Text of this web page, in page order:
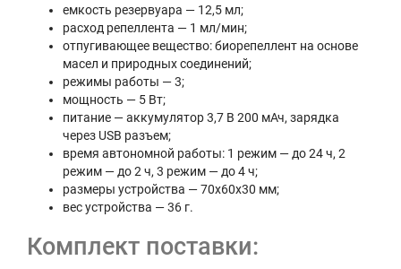
емкость резервуара — 12,5 мл;
расход репеллента — 1 мл/мин;
отпугивающее вещество: биорепеллент на основе
масел и природных соединений;
режимы работы — 3;
мощность — 5 Вт;
питание — аккумулятор 3,7 В 200 мАч, зарядка
через USB разъем;
время автономной работы: 1 режим — до 24 ч, 2
режим — до 2 ч, 3 режим — до 4 ч;
размеры устройства — 70х60х30 мм;
вес устройства — 36 г.
Комплект поставки: